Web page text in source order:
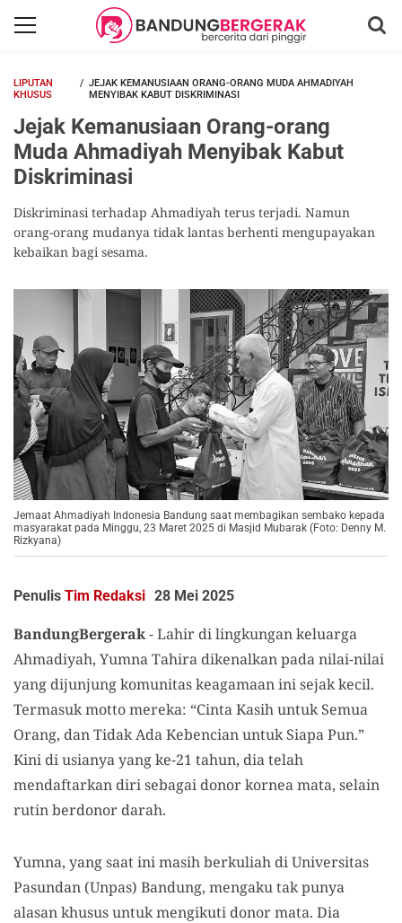
LIPUTAN
KHUSUS
JEJAK KEMANUSIAAN ORANG-ORANG MUDA AHMADIYAH
MENYIBAK KABUT DISKRIMINASI
Jejak Kemanusiaan Orang-orang
Muda Ahmadiyah Menyibak Kabut
Diskriminasi
Diskriminasi terhadap Ahmadiyah terus terjadi. Namun
orang-orang mudanya tidak lantas berhenti mengupayakan
kebaikan bagi sesama.
Jemaat Ahmadiyah Indonesia Bandung saat membagikan sembako kepada
masyarakat pada Minggu, 23 Maret 2025 di Masjid Mubarak (Foto: Denny M.
Rizkyana)
Penulis Tim Redaksi 28 Mei 2025
BandungBergerak- Lahir di lingkungan keluarga
Ahmadiyah, Yumna Tahira dikenalkan pada nilai-nilai
yang dijunjung komunitas keagamaan ini sejak kecil.
Termasuk motto mereka: “Cinta Kasih untuk Semua
Orang, dan Tidak Ada Kebencian untuk Siapa Pun.”
Kini di usianya yang ke-21 tahun, dia telah
mendaftarkan diri sebagai donor kornea mata, selain
rutin berdonor darah.
Yumna, yang saat ini masih berkuliah di Universitas
Pasundan (Unpas) Bandung, mengaku tak punya
alasan khusus untuk mengikuti donor mata. Dia